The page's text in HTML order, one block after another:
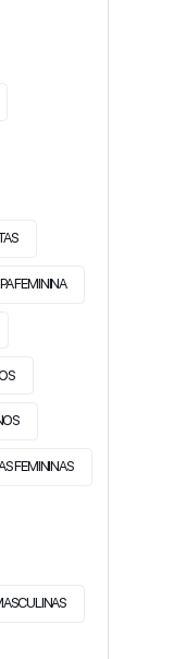
FEMININA
FEMININAS